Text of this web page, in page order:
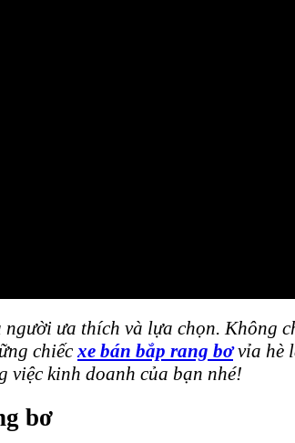
ưa thích và lựa chọn. Không
chiếcxe bán bắp rang bơvỉa hè
việc kinh doanh của bạn nhé!
bơ